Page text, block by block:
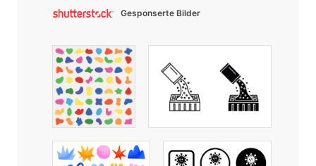
Gesponserte Bilder